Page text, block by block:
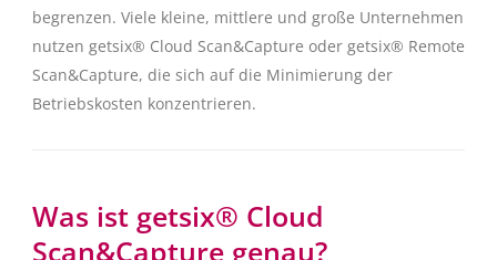
begrenzen. Viele kleine, mittlere und große Unternehmen
nutzen getsix® Cloud Scan&Capture oder getsix® Remote
Scan&Capture, die sich auf die Minimierung der
Betriebskosten konzentrieren.
Was ist getsix® Cloud
Scan&Capture genau?